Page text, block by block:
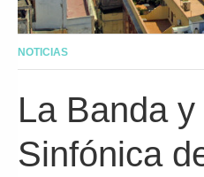
NOTICIAS
La Banda
Sinfónica